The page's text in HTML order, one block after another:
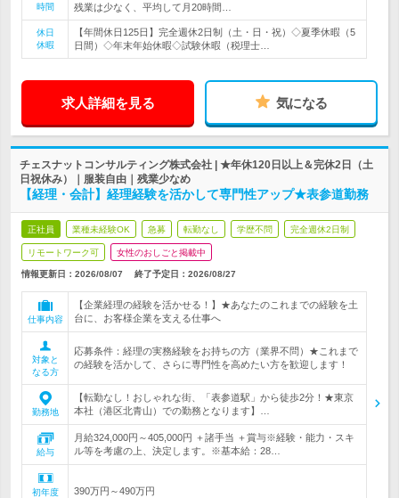
時間
残業は少なく、平均して月20時間…
休日
休暇
【年間休日125日】完全週休2日制（土・日・祝）◇夏季休暇（5
日間）◇年末年始休暇◇試験休暇（税理士…
求人詳細を見る 気になる
チェスナットコンサルティング株式会社 | ★年休120日以上＆完休2日（土
日祝休み）｜服装自由｜残業少なめ
【経理・会計】経理経験を活かして専門性アップ★表参道勤務
正社員 業種未経験OK 急募 転勤なし 学歴不問 完全週休2日制
リモートワーク可 女性のおしごと掲載中
情報更新日：2026/08/07 終了予定日： 2026/08/27
仕事内容
【企業経理の経験を活かせる！】★あなたのこれまでの経験を土
台に、お客様企業を支える仕事へ
対象と
なる方
応募条件：経理の実務経験をお持ちの方（業界不問）★これまで
の経験を活かして、さらに専門性を高めたい方を歓迎します！
勤務地
【転勤なし！おしゃれな街、「表参道駅」から徒歩2分！★東京
本社（港区北青山）での勤務となります】…
給与
月給324,000円～405,000円 ＋諸手当 ＋賞与※経験・能力・スキ
ル等を考慮の上、決定します。※基本給：28…
初年度
390万円～490万円